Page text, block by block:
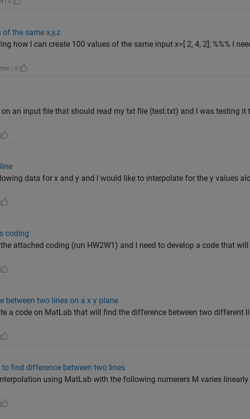
| 0
the same x,y,z
how I can create 100 values of the same input x=[ 2, 4, 2]; %%% I
| 0
on an input file that should read my txt file (test.txt) and I was testing it
data for x and y and I would like to interpolate for the y values
coding
attached coding (run HW2W1) and I need to develop a code that
between two lines on a x y plane
a code on MatLab that will find the difference between two different
to find difference between two lines
using MatLab with the following numerers M varies